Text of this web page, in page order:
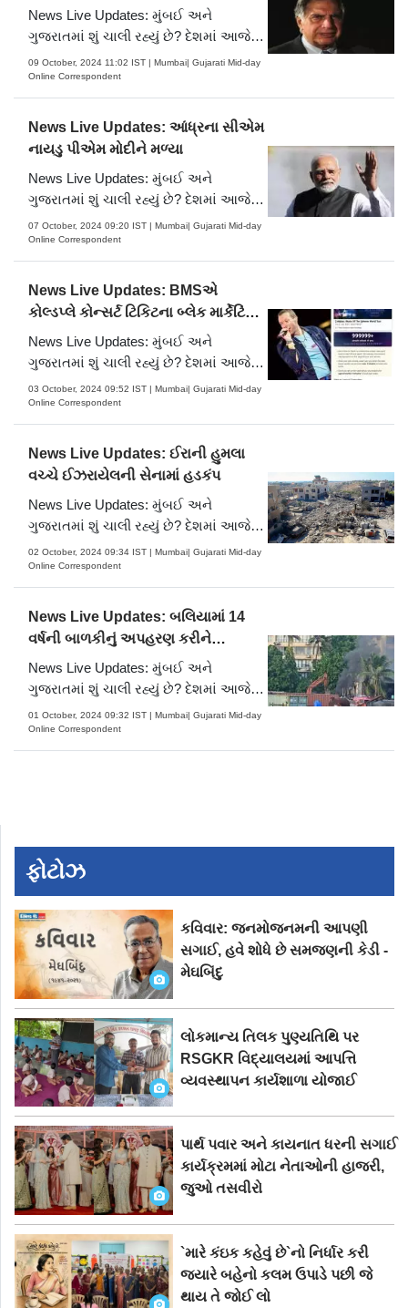
News Live Updates: મુંબઈ અને
ગુજરાતમાં શું ચાલી રહ્યું છે? દેશમાં આજે
કઈ મોટી ઘટના ઘટી? હવામાનની આગાહી
તથા તમામ લાઈવ અપડેટ્સ મેળવવા માટે
વાંચો…
09 October, 2024 11:02 IST | Mumbai| Gujarati Mid-day
Online Correspondent
News Live Updates: આંધ્રના સીએમ
નાયડુ પીએમ મોદીને મળ્યા
News Live Updates: મુંબઈ અને
ગુજરાતમાં શું ચાલી રહ્યું છે? દેશમાં આજે
કઈ મોટી ઘટના ઘટી? હવામાનની આગાહી
તથા તમામ લાઈવ અપડેટ્સ મેળવવા માટે
વાંચો…
07 October, 2024 09:20 IST | Mumbai| Gujarati Mid-day
Online Correspondent
News Live Updates: BMSએ
કોલ્ડપ્લે કોન્સર્ટ ટિકિટના બ્લેક માર્કેટિંગ
પર FIR દાખલ
News Live Updates: મુંબઈ અને
ગુજરાતમાં શું ચાલી રહ્યું છે? દેશમાં આજે
કઈ મોટી ઘટના ઘટી? હવામાનની આગાહી
તથા તમામ લાઈવ અપડેટ્સ મેળવવા માટે
વાંચો…
03 October, 2024 09:52 IST | Mumbai| Gujarati Mid-day
Online Correspondent
News Live Updates: ઈરાની હુમલા
વચ્ચે ઈઝરાયેલની સેનામાં હડકંપ
News Live Updates: મુંબઈ અને
ગુજરાતમાં શું ચાલી રહ્યું છે? દેશમાં આજે
કઈ મોટી ઘટના ઘટી? હવામાનની આગાહી
તથા તમામ લાઈવ અપડેટ્સ મેળવવા માટે
વાંચો…
02 October, 2024 09:34 IST | Mumbai| Gujarati Mid-day
Online Correspondent
News Live Updates: બલિયામાં 14
વર્ષની બાળકીનું અપહરણ કરીને
બળાત્કાર...
News Live Updates: મુંબઈ અને
ગુજરાતમાં શું ચાલી રહ્યું છે? દેશમાં આજે
કઈ મોટી ઘટના ઘટી? હવામાનની આગાહી
તથા તમામ લાઈવ અપડેટ્સ મેળવવા માટે
વાંચો…
01 October, 2024 09:32 IST | Mumbai| Gujarati Mid-day
Online Correspondent
ફોટોઝ
કવિવાર: જનમોજનમની આપણી
સગાઈ, હવે શોધે છે સમજણની કેડી -
મેઘબિંદુ
લોકમાન્ય તિલક પુણ્યતિથિ પર
RSGKR વિદ્યાલયમાં આપત્તિ
વ્યવસ્થાપન કાર્યશાળા યોજાઈ
પાર્થ પવાર અને કાયનાત ધરની સગાઈ
કાર્યક્રમમાં મોટા નેતાઓની હાજરી,
જુઓ તસવીરો
`મારે કંઇક કહેવું છે`નો નિર્ધાર કરી
જ્યારે બહેનો કલમ ઉપાડે પછી જે
થાય તે જોઈ લો